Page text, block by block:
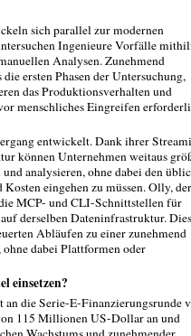
sich parallel zur modernen
Ingenieure Vorfälle
Analysen. Zunehmend
ersten Phasen der Untersuchung,
das Produktionsverhalten und
menschliches Eingreifen
entwickelt. Dank ihrer
können Unternehmen weitaus
analysieren, ohne dabei den
eingehen zu müssen. Olly,
MCP- und CLI-Schnittstellen für
derselben Dateninfrastruktur. Dies
Abläufen zu einer zunehmend
dabei Plattformen oder
einsetzen?
die Serie-E-Finanzierungsrunde
115 Millionen US-Dollar an und